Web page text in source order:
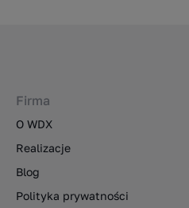
Firma
O WDX
Realizacje
Blog
Polityka prywatności